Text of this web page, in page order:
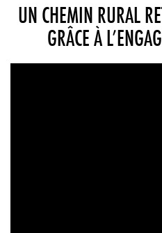
UN CHEMIN RURAL
GRÂCE À